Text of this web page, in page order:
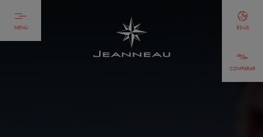
MENU
COMPARAR
ES-US